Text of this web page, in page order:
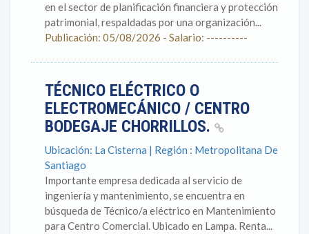
en el sector de planificación financiera y protección
patrimonial, respaldadas por una organización...
Publicación: 05/08/2026 - Salario: ----------
TÉCNICO ELÉCTRICO O
ELECTROMECÁNICO / CENTRO
BODEGAJE CHORRILLOS.
Ubicación: La Cisterna | Región : Metropolitana De
Santiago
Importante empresa dedicada al servicio de
ingeniería y mantenimiento, se encuentra en
búsqueda de Técnico/a eléctrico en Mantenimiento
para Centro Comercial. Ubicado en Lampa. Renta...